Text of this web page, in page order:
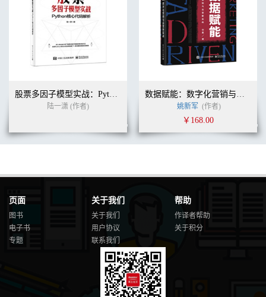
陆一潇 (作者) 姚新军 (作者)
￥168.00
页面
图书
电子书
专题
关于我们
关于我们
用户协议
联系我们
帮助
作译者帮助
关于积分